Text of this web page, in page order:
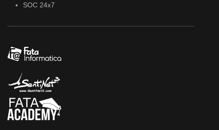
SOC 24x7